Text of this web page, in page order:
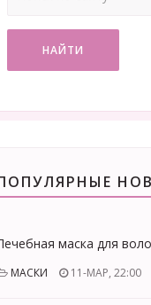
НАЙТИ
маска для
МАСКИ 11-МАР, 22:00